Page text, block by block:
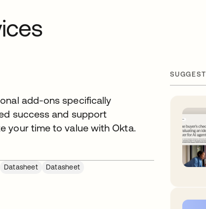
add-ons specifically
success and support
your time to value with Okta.
Datasheet Datasheet